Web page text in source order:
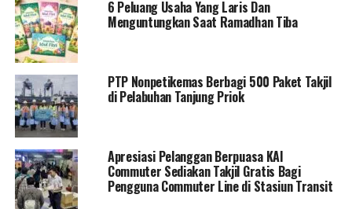
6 Peluang Usaha Yang Laris Dan
Menguntungkan Saat Ramadhan Tiba
PTP Nonpetikemas Berbagi 500 Paket Takjil
di Pelabuhan Tanjung Priok
Apresiasi Pelanggan Berpuasa KAI
Commuter Sediakan Takjil Gratis Bagi
Pengguna Commuter Line di Stasiun Transit